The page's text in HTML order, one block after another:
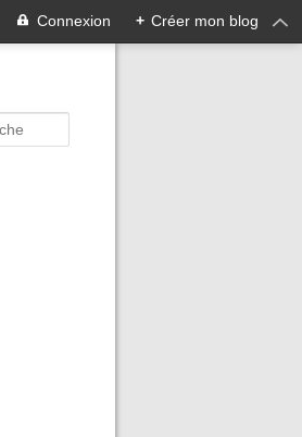
Connexion + Créer mon blog